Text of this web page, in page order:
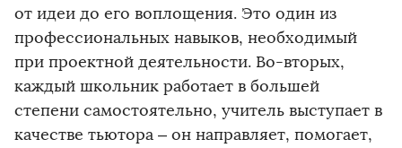
от идеи до его воплощения. Это один из
профессиональных навыков, необходимый
при проектной деятельности. Во-вторых,
каждый школьник работает в большей
степени самостоятельно, учитель выступает в
качестве тьютора – он направляет, помогает,